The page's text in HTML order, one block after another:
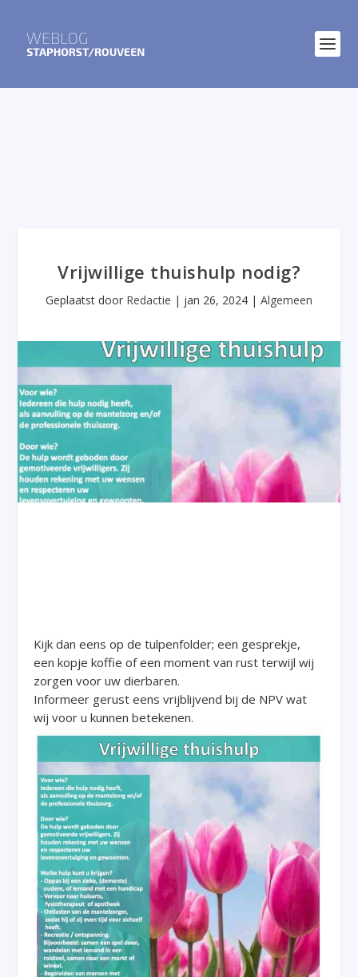
Vrijwillige thuishulp nodig?
Geplaatst door Redactie | jan 26, 2024 | Algemeen
Kijk dan eens op de tulpenfolder; een gesprekje,
een kopje koffie of een moment van rust terwijl wij
zorgen voor uw dierbaren.
Informeer gerust eens vrijblijvend bij de NPV wat
wij voor u kunnen betekenen.